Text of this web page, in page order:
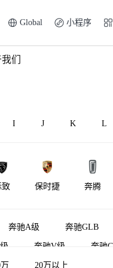
Global 小程序
们
I J K L
致 保时捷 奔腾
瑞翔 百智新能源 宾利
奔驰A级 奔驰GLB
奔驰V级 奔驰
GLE轿跑 奔驰M级
20万以上